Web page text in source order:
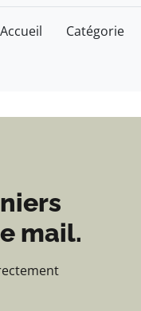
Accueil Catégorie
mail.